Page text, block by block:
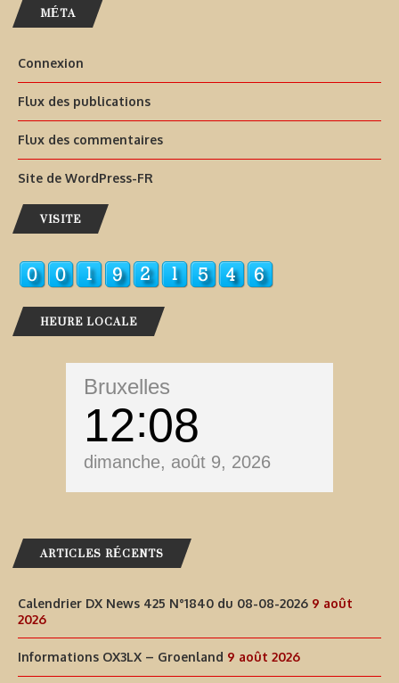
MÉTA
Connexion
Flux des publications
Flux des commentaires
Site de WordPress-FR
VISITE
HEURE LOCALE
Bruxelles
12 08
dimanche, août 9, 2026
ARTICLES RÉCENTS
Calendrier DX News 425 N°1840 du 08-08-2026 9 août
2026
Informations OX3LX – Groenland 9 août 2026